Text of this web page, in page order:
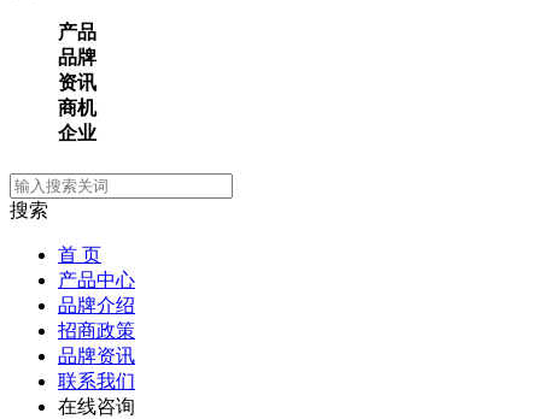
产品
品牌
资讯
商机
企业
搜索
首 页
产品中心
品牌介绍
招商政策
品牌资讯
联系我们
在线咨询